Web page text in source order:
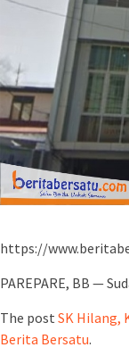
https://
PAREPARE, BB —
The post SK Hilang,
Berita Bersatu.